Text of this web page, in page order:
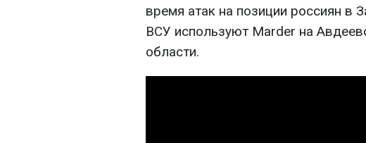
время атак на позиции россиян в
ВСУ используют Marder на
области.